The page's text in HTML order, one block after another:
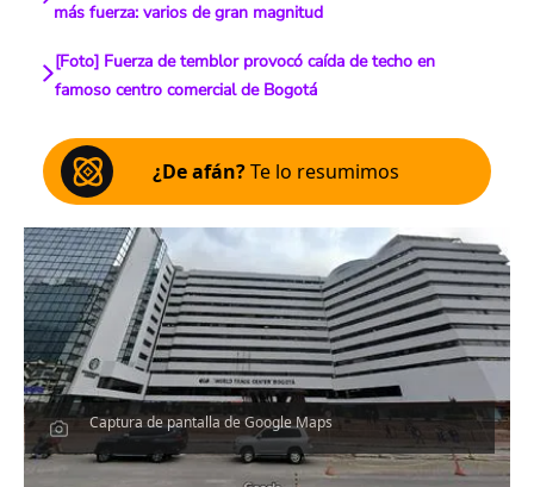
más fuerza: varios de gran magnitud
[Foto] Fuerza de temblor provocó caída de techo en
famoso centro comercial de Bogotá
¿De afán?Te lo resumimos
Captura de pantalla de Google Maps
Escucha el artículo